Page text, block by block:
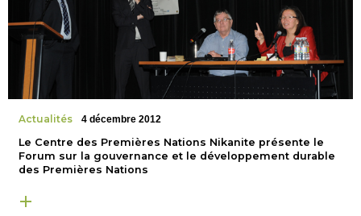
Actualités 4 décembre 2012
Le Centre des Premières Nations Nikanite présente le
Forum sur la gouvernance et le développement durable
des Premières Nations